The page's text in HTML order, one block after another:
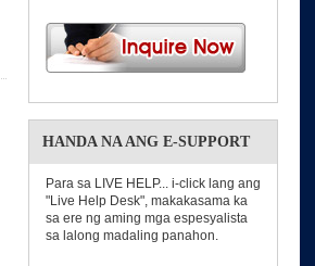
HANDA NA ANG E-SUPPORT
Para sa LIVE HELP... i-click lang ang
"Live Help Desk", makakasama ka
sa ere ng aming mga espesyalista
sa lalong madaling panahon.